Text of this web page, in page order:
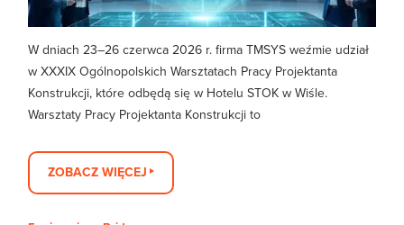
W dniach 23–26 czerwca 2026 r. firma TMSYS weźmie udział
w XXXIX Ogólnopolskich Warsztatach Pracy Projektanta
Konstrukcji, które odbędą się w Hotelu STOK w Wiśle.
Warsztaty Pracy Projektanta Konstrukcji to
ZOBACZ WIĘCEJ